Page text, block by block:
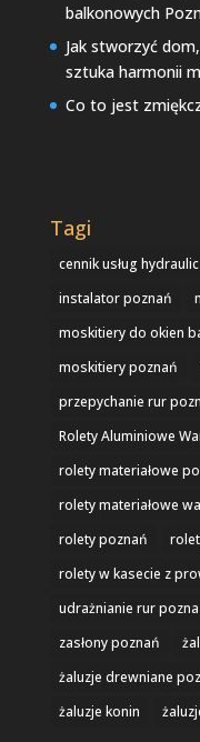
balkonowych
Jak stworzyć
sztuka harmonii
Co to jest
Tagi
cennik usług
instalator poznań
moskitiery do okien
moskitiery poznań
przepychanie rur
Rolety Aluminiowe
rolety materiałowe
rolety materiałowe
rolety poznań
rolety w kasecie z
udrażnianie rur
zasłony poznań
żaluzje drewniane
żaluzje konin